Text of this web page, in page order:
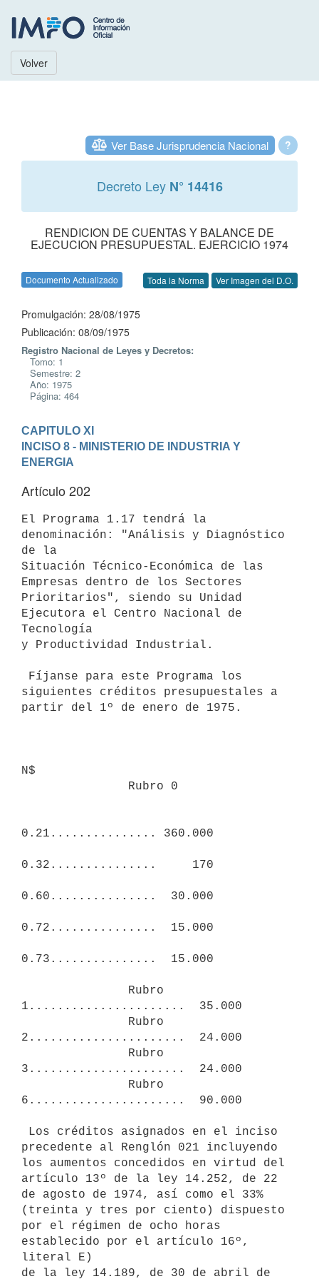
Volver
?
Ver Base Jurisprudencia Nacional
Decreto Ley N° 14416
RENDICION DE CUENTAS Y BALANCE DE
EJECUCION PRESUPUESTAL. EJERCICIO 1974
Documento Actualizado Toda la Norma Ver Imagen del D.O.
Promulgación: 28/08/1975
Publicación: 08/09/1975
Registro Nacional de Leyes y Decretos:
Tomo: 1
Semestre: 2
Año: 1975
Página: 464
CAPITULO XI
INCISO 8 - MINISTERIO DE INDUSTRIA Y
ENERGIA
Artículo 202
El Programa 1.17 tendrá la
denominación: "Análisis y Diagnóstico
de la
Situación Técnico-Económica de las
Empresas dentro de los Sectores
Prioritarios", siendo su Unidad
Ejecutora el Centro Nacional de
Tecnología
y Productividad Industrial.
siguientes créditos presupuestales a
partir del 1º de enero de 1975.
N$
0.21............... 360.000
0.32...............     170
0.60...............  30.000
0.72...............  15.000
0.73...............  15.000
1......................  35.000
2......................  24.000
3......................  24.000
6......................  90.000
precedente al Renglón 021 incluyendo
los aumentos concedidos en virtud del
artículo 13º de la ley 14.252, de 22
de agosto de 1974, así como el 33%
(treinta y tres por ciento) dispuesto
por el régimen de ocho horas
establecido por el artículo 16º,
literal E)
de la ley 14.189, de 30 de abril de